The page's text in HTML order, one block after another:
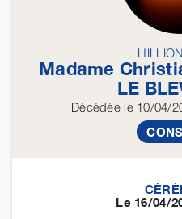
Madame
LE
Décédéele 10/04/
Le 16/04/